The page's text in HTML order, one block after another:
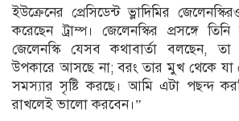
ইউক্রেনের প্রেসিডেন্ট ভ্লাদিমির
করেছেন ট্রাম্প। জেলেনস্কির প্রসঙ্গে তিনি
জেলেনস্কি যেসব কথাবার্তা বলছেন,
উপকারে আসছে না; বরং তার মুখ থেকে
সমস্যার সৃষ্টি করছে। আমি এটা পছন্দ
রাখলেই ভালো করবেন।”